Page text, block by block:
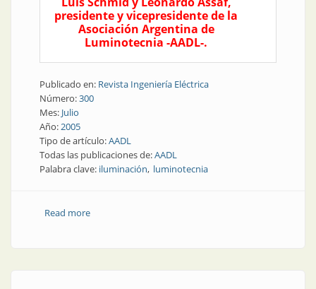
presidente y vicepresidente de la
Asociación Argentina de
Luminotecnia -AADL-.
Publicado en: Revista Ingeniería Eléctrica
Número:300
Mes: Julio
Año:2005
Tipo de artículo:AADL
Todas las publicaciones de:AADL
Palabra clave: iluminación luminotecnia
Read moreabout Institución | La luminotecnia se congrega en